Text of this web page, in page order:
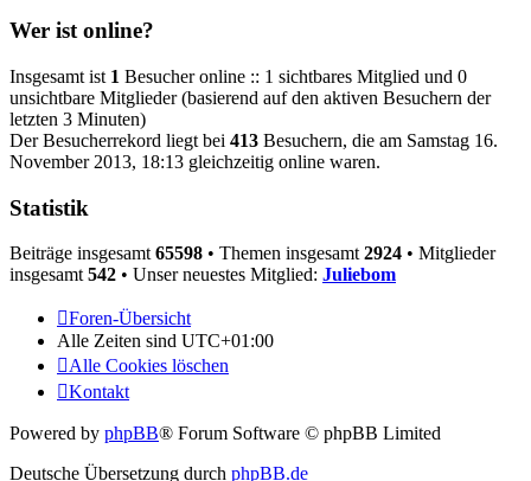
Wer ist online?
Insgesamt ist 1 Besucher online :: 1 sichtbares Mitglied und 0
unsichtbare Mitglieder (basierend auf den aktiven Besuchern der
letzten 3 Minuten)
Der Besucherrekord liegt bei 413 Besuchern, die am Samstag 16.
November 2013, 18:13 gleichzeitig online waren.
Statistik
Beiträge insgesamt 65598 • Themen insgesamt 2924 • Mitglieder
insgesamt 542 • Unser neuestes Mitglied: Juliebom
Foren-Übersicht
Alle Zeiten sind UTC+01:00
Alle Cookies löschen
Kontakt
Powered by phpBB® Forum Software © phpBB Limited
Deutsche Übersetzung durch phpBB.de